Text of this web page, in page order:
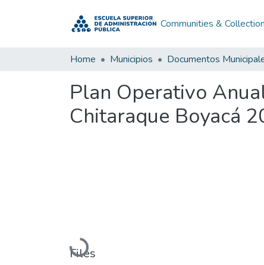
Communities &
Home Municipios Documentos
Plan Operativo
Chitaraque Boyacá
Loading...
Files